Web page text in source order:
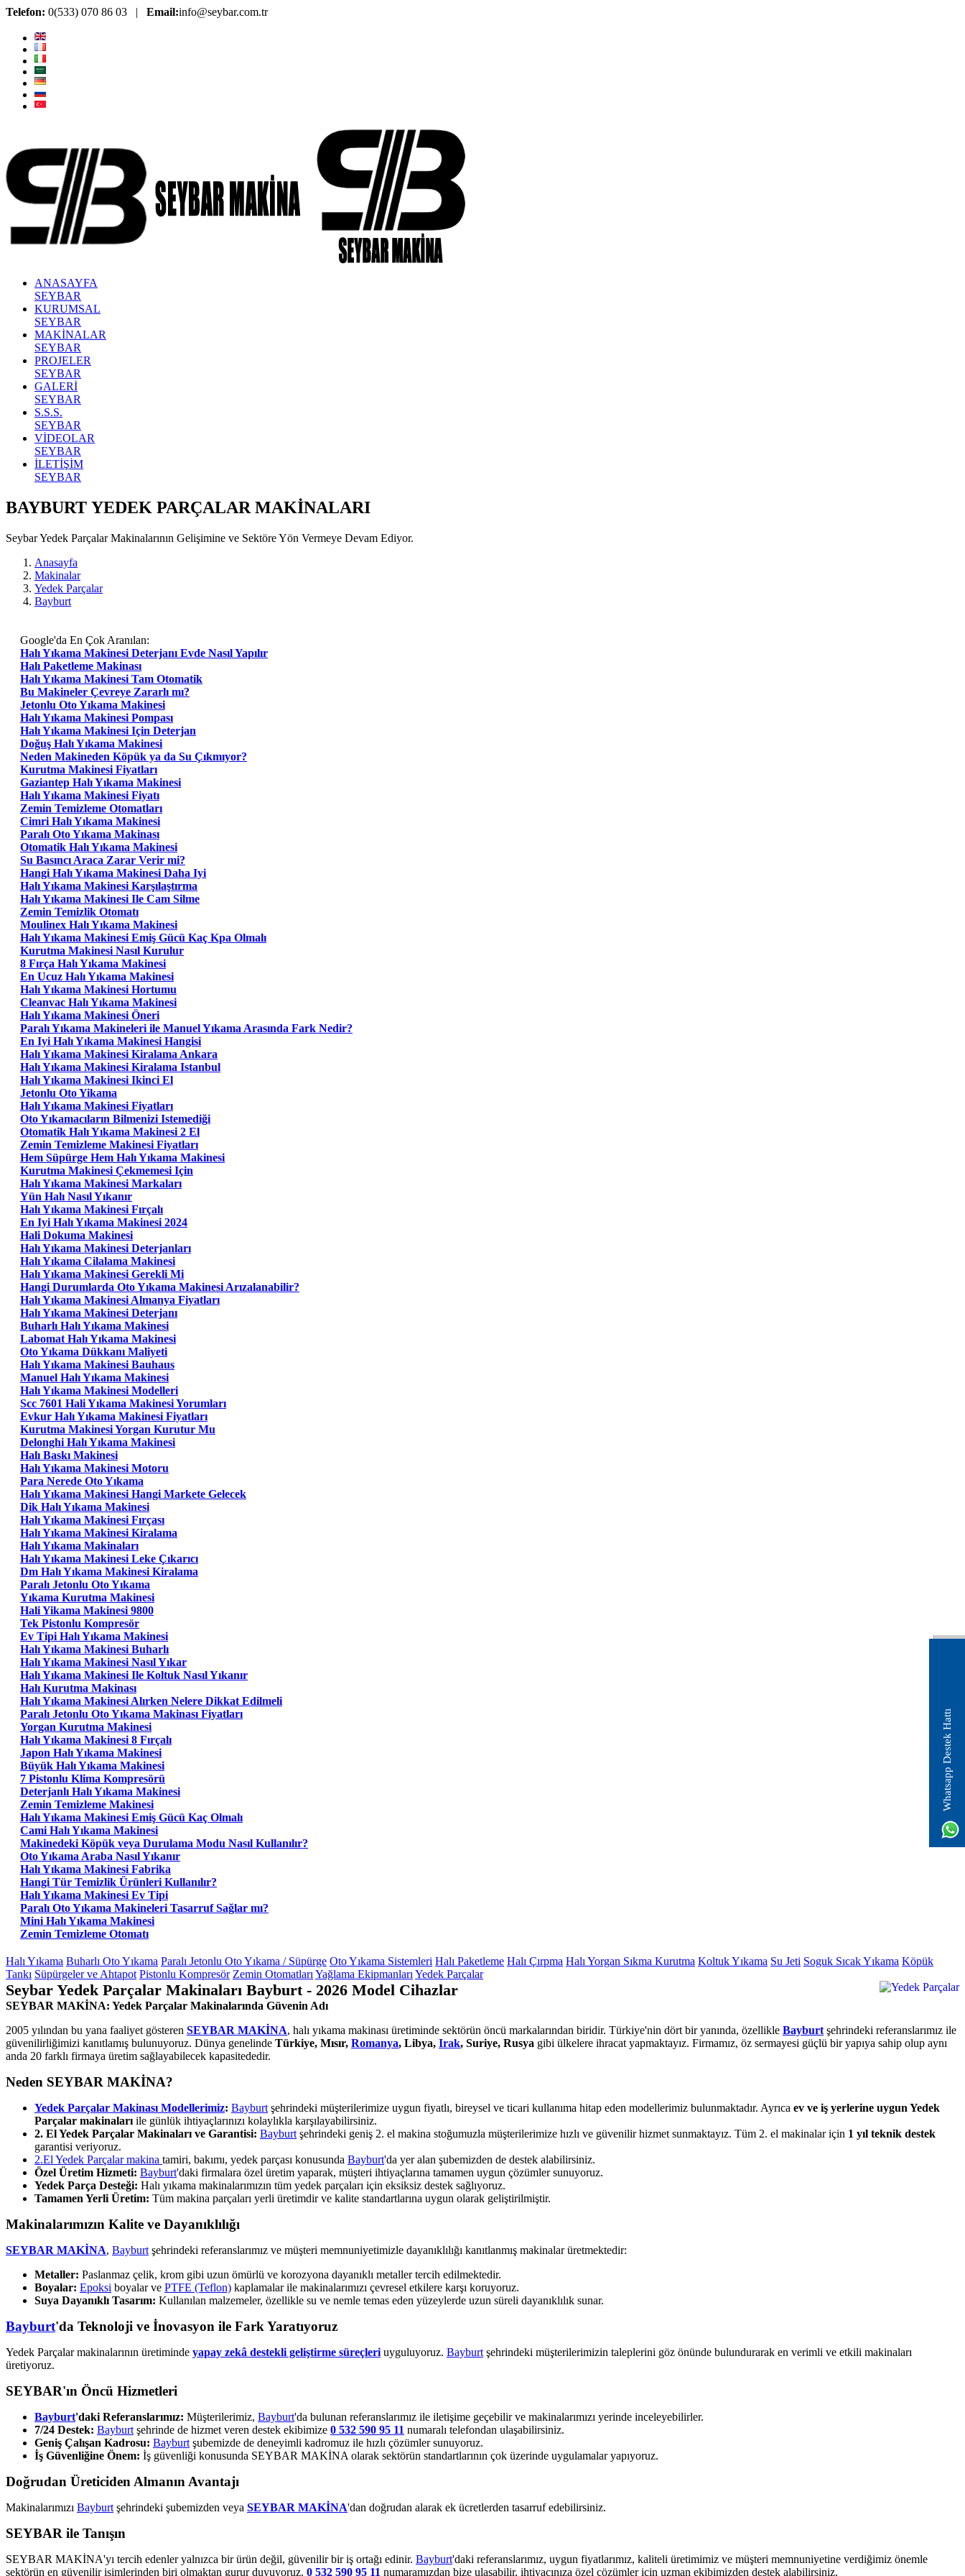
Telefon: 0(533) 070 86 03 | Email:info@seybar.com.tr
ANASAYFA
SEYBAR
KURUMSAL
SEYBAR
MAKİNALAR
SEYBAR
PROJELER
SEYBAR
GALERİ
SEYBAR
S.S.S.
SEYBAR
VİDEOLAR
SEYBAR
İLETİŞİM
SEYBAR
BAYBURT YEDEK PARÇALAR MAKİNALARI
Seybar Yedek Parçalar Makinalarının Gelişimine ve Sektöre Yön Vermeye Devam Ediyor.
Anasayfa
Makinalar
Yedek Parçalar
Bayburt
Google'da En Çok Aranılan:
Halı Yıkama Makinesi Deterjanı Evde Nasıl Yapılır
Halı Paketleme Makinası
Halı Yıkama Makinesi Tam Otomatik
Bu Makineler Çevreye Zararlı mı?
Jetonlu Oto Yıkama Makinesi
Halı Yıkama Makinesi Pompası
Halı Yıkama Makinesi Için Deterjan
Doğuş Halı Yıkama Makinesi
Neden Makineden Köpük ya da Su Çıkmıyor?
Kurutma Makinesi Fiyatları
Gaziantep Halı Yıkama Makinesi
Halı Yıkama Makinesi Fiyatı
Zemin Temizleme Otomatları
Cimri Halı Yıkama Makinesi
Paralı Oto Yıkama Makinası
Otomatik Halı Yıkama Makinesi
Su Basıncı Araca Zarar Verir mi?
Hangi Halı Yıkama Makinesi Daha Iyi
Halı Yıkama Makinesi Karşılaştırma
Halı Yıkama Makinesi Ile Cam Silme
Zemin Temizlik Otomatı
Moulinex Halı Yıkama Makinesi
Halı Yıkama Makinesi Emiş Gücü Kaç Kpa Olmalı
Kurutma Makinesi Nasıl Kurulur
8 Fırça Halı Yıkama Makinesi
En Ucuz Halı Yıkama Makinesi
Halı Yıkama Makinesi Hortumu
Cleanvac Halı Yıkama Makinesi
Halı Yıkama Makinesi Öneri
Paralı Yıkama Makineleri ile Manuel Yıkama Arasında Fark Nedir?
En Iyi Halı Yıkama Makinesi Hangisi
Halı Yıkama Makinesi Kiralama Ankara
Halı Yıkama Makinesi Kiralama Istanbul
Halı Yıkama Makinesi Ikinci El
Jetonlu Oto Yikama
Halı Yıkama Makinesi Fiyatları
Oto Yıkamacıların Bilmenizi Istemediği
Otomatik Halı Yıkama Makinesi 2 El
Zemin Temizleme Makinesi Fiyatları
Hem Süpürge Hem Halı Yıkama Makinesi
Kurutma Makinesi Çekmemesi Için
Halı Yıkama Makinesi Markaları
Yün Halı Nasıl Yıkanır
Halı Yıkama Makinesi Fırçalı
En Iyi Halı Yıkama Makinesi 2024
Hali Dokuma Makinesi
Halı Yıkama Makinesi Deterjanları
Halı Yıkama Cilalama Makinesi
Halı Yıkama Makinesi Gerekli Mi
Hangi Durumlarda Oto Yıkama Makinesi Arızalanabilir?
Halı Yıkama Makinesi Almanya Fiyatları
Halı Yıkama Makinesi Deterjanı
Buharlı Halı Yıkama Makinesi
Labomat Halı Yıkama Makinesi
Oto Yıkama Dükkanı Maliyeti
Halı Yıkama Makinesi Bauhaus
Manuel Halı Yıkama Makinesi
Halı Yıkama Makinesi Modelleri
Scc 7601 Hali Yıkama Makinesi Yorumları
Evkur Halı Yıkama Makinesi Fiyatları
Kurutma Makinesi Yorgan Kurutur Mu
Delonghi Halı Yıkama Makinesi
Halı Baskı Makinesi
Halı Yıkama Makinesi Motoru
Para Nerede Oto Yıkama
Halı Yıkama Makinesi Hangi Markete Gelecek
Dik Halı Yıkama Makinesi
Halı Yıkama Makinesi Fırçası
Halı Yıkama Makinesi Kiralama
Halı Yıkama Makinaları
Halı Yıkama Makinesi Leke Çıkarıcı
Dm Halı Yıkama Makinesi Kiralama
Paralı Jetonlu Oto Yıkama
Yıkama Kurutma Makinesi
Hali Yikama Makinesi 9800
Tek Pistonlu Kompresör
Ev Tipi Halı Yıkama Makinesi
Halı Yıkama Makinesi Buharlı
Halı Yıkama Makinesi Nasıl Yıkar
Halı Yıkama Makinesi Ile Koltuk Nasıl Yıkanır
Halı Kurutma Makinası
Halı Yıkama Makinesi Alırken Nelere Dikkat Edilmeli
Paralı Jetonlu Oto Yıkama Makinası Fiyatları
Yorgan Kurutma Makinesi
Halı Yıkama Makinesi 8 Fırçalı
Japon Halı Yıkama Makinesi
Büyük Halı Yıkama Makinesi
7 Pistonlu Klima Kompresörü
Deterjanlı Halı Yıkama Makinesi
Zemin Temizleme Makinesi
Halı Yıkama Makinesi Emiş Gücü Kaç Olmalı
Cami Halı Yıkama Makinesi
Makinedeki Köpük veya Durulama Modu Nasıl Kullanılır?
Oto Yıkama Araba Nasıl Yıkanır
Halı Yıkama Makinesi Fabrika
Hangi Tür Temizlik Ürünleri Kullanılır?
Halı Yıkama Makinesi Ev Tipi
Paralı Oto Yıkama Makineleri Tasarruf Sağlar mı?
Mini Halı Yıkama Makinesi
Zemin Temizleme Otomatı
Halı Yıkama Buharlı Oto Yıkama Paralı Jetonlu Oto Yıkama / Süpürge Oto Yıkama Sistemleri Halı Paketleme Halı Çırpma Halı Yorgan Sıkma Kurutma Koltuk Yıkama Su Jeti Soguk Sıcak Yıkama Köpük
Tankı Süpürgeler ve Ahtapot Pistonlu Kompresör Zemin Otomatları Yağlama Ekipmanları Yedek Parçalar
Seybar Yedek Parçalar Makinaları Bayburt - 2026 Model Cihazlar
SEYBAR MAKİNA: Yedek Parçalar Makinalarında Güvenin Adı
2005 yılından bu yana faaliyet gösteren SEYBAR MAKİNA, halı yıkama makinası üretiminde sektörün öncü markalarından biridir. Türkiye'nin dört bir yanında, özellikle Bayburt şehrindeki referanslarımız ile
güvenilirliğimizi kanıtlamış bulunuyoruz. Dünya genelinde Türkiye, Mısır, Romanya, Libya, Irak, Suriye, Rusya gibi ülkelere ihracat yapmaktayız. Firmamız, öz sermayesi güçlü bir yapıya sahip olup aynı
anda 20 farklı firmaya üretim sağlayabilecek kapasitededir.
Neden SEYBAR MAKİNA?
Yedek Parçalar Makinası Modellerimiz: Bayburt şehrindeki müşterilerimize uygun fiyatlı, bireysel ve ticari kullanıma hitap eden modellerimiz bulunmaktadır. Ayrıca ev ve iş yerlerine uygun Yedek
Parçalar makinaları ile günlük ihtiyaçlarınızı kolaylıkla karşılayabilirsiniz.
2. El Yedek Parçalar Makinaları ve Garantisi: Bayburt şehrindeki geniş 2. el makina stoğumuzla müşterilerimize hızlı ve güvenilir hizmet sunmaktayız. Tüm 2. el makinalar için 1 yıl teknik destek
garantisi veriyoruz.
2.El Yedek Parçalar makina tamiri, bakımı, yedek parçası konusunda Bayburt'da yer alan şubemizden de destek alabilirsiniz.
Özel Üretim Hizmeti: Bayburt'daki firmalara özel üretim yaparak, müşteri ihtiyaçlarına tamamen uygun çözümler sunuyoruz.
Yedek Parça Desteği: Halı yıkama makinalarımızın tüm yedek parçaları için eksiksiz destek sağlıyoruz.
Tamamen Yerli Üretim: Tüm makina parçaları yerli üretimdir ve kalite standartlarına uygun olarak geliştirilmiştir.
Makinalarımızın Kalite ve Dayanıklılığı
SEYBAR MAKİNA, Bayburt şehrindeki referanslarımız ve müşteri memnuniyetimizle dayanıklılığı kanıtlanmış makinalar üretmektedir:
Metaller: Paslanmaz çelik, krom gibi uzun ömürlü ve korozyona dayanıklı metaller tercih edilmektedir.
Boyalar: Epoksi boyalar ve PTFE (Teflon) kaplamalar ile makinalarımızı çevresel etkilere karşı koruyoruz.
Suya Dayanıklı Tasarım: Kullanılan malzemeler, özellikle su ve nemle temas eden yüzeylerde uzun süreli dayanıklılık sunar.
Bayburt'da Teknoloji ve İnovasyon ile Fark Yaratıyoruz
Yedek Parçalar makinalarının üretiminde yapay zekâ destekli geliştirme süreçleri uyguluyoruz. Bayburt şehrindeki müşterilerimizin taleplerini göz önünde bulundurarak en verimli ve etkili makinaları
üretiyoruz.
SEYBAR'ın Öncü Hizmetleri
Bayburt'daki Referanslarımız: Müşterilerimiz, Bayburt'da bulunan referanslarımız ile iletişime geçebilir ve makinalarımızı yerinde inceleyebilirler.
7/24 Destek: Bayburt şehrinde de hizmet veren destek ekibimize 0 532 590 95 11 numaralı telefondan ulaşabilirsiniz.
Geniş Çalışan Kadrosu: Bayburt şubemizde de deneyimli kadromuz ile hızlı çözümler sunuyoruz.
İş Güvenliğine Önem: İş güvenliği konusunda SEYBAR MAKİNA olarak sektörün standartlarının çok üzerinde uygulamalar yapıyoruz.
Doğrudan Üreticiden Almanın Avantajı
Makinalarımızı Bayburt şehrindeki şubemizden veya SEYBAR MAKİNA'dan doğrudan alarak ek ücretlerden tasarruf edebilirsiniz.
SEYBAR ile Tanışın
SEYBAR MAKİNA'yı tercih edenler yalnızca bir ürün değil, güvenilir bir iş ortağı edinir. Bayburt'daki referanslarımız, uygun fiyatlarımız, kaliteli üretimimiz ve müşteri memnuniyetine verdiğimiz önemle
sektörün en güvenilir isimlerinden biri olmaktan gurur duyuyoruz. 0 532 590 95 11 numaramızdan bize ulaşabilir, ihtiyacınıza özel çözümler için uzman ekibimizden destek alabilirsiniz.
Whatsapp Destek Hattı